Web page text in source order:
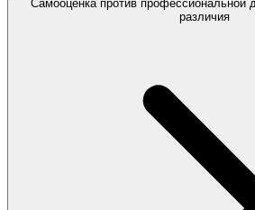
Самооценка против профессиональной
различия